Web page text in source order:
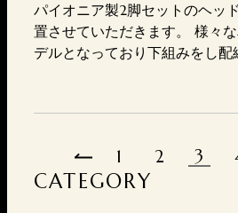
CATEGORY
パイオニア製2脚セットのヘッ
置させていただきます。 様々
デルとなっており下組みをし配
カーセキュリティ専門店東神
t/〒657-08… 1 2 3